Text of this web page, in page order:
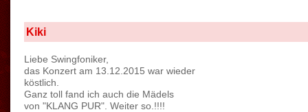
Kiki
Liebe Swingfoniker,
das Konzert am 13.12.2015 war wieder
köstlich.
Ganz toll fand ich auch die Mädels
von "KLANG PUR". Weiter so.!!!!